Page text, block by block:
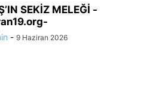
SEKİZ MELEĞİ -
- 9 Haziran 2026